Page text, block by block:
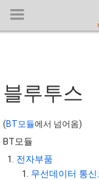
대문
회사명 :
투고기술
블루투스
(BT모듈에서 넘어옴)
BT모듈
전자부품
무선데이터 통신